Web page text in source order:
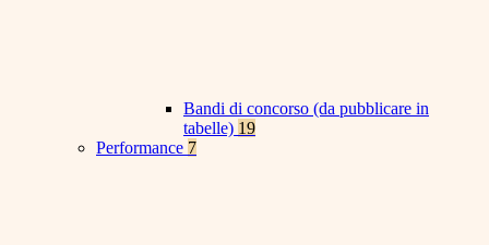
Bandi di concorso (da pubblicare in
tabelle) 19
Performance 7